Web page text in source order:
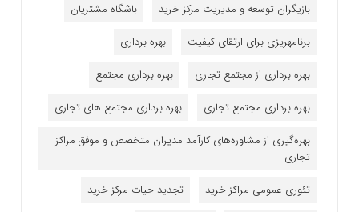
بازیگران توسعه و مدیریت مرکز خرید
باشگاه مشتریان
برنامه‎ریزی برای ارتقای کیفیت
بهره برداری
بهره برداری از مجتمع تجاری
بهره برداری مجتمع
بهره برداری مجتمع تجاری
بهره برداری مجتمع های تجاری
بهره‌گیری از مشاوره‌های کارآمد مدیران متخصص و موفق مراکز
تجاری
تئوری عمومی مراکز خرید
تجدید حیات مرکز خرید